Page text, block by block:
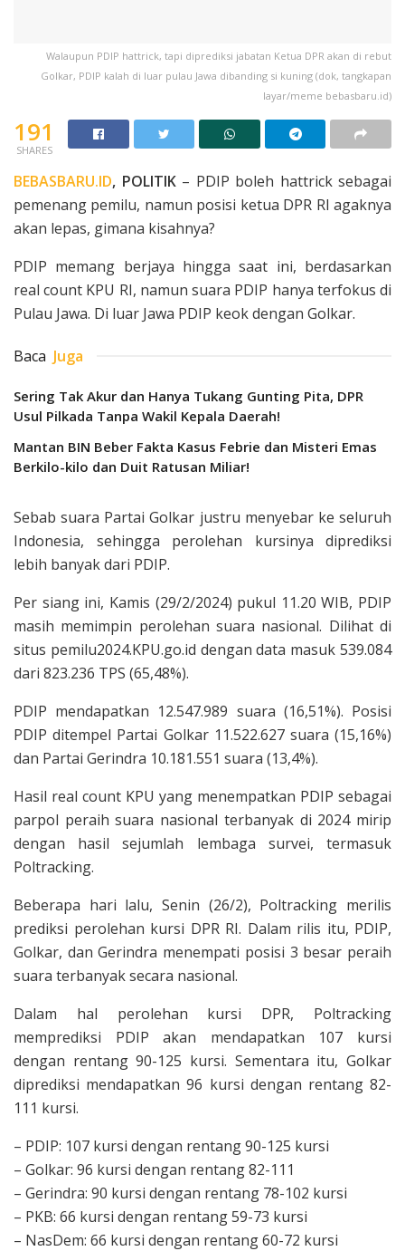
Walaupun PDIP hattrick, tapi diprediksi jabatan Ketua DPR akan di rebut
Golkar, PDIP kalah di luar pulau Jawa dibanding si kuning (dok, tangkapan
layar/meme bebasbaru.id)
191
SHARES
BEBASBARU.ID, POLITIK– PDIP boleh hattrick sebagai
pemenang pemilu, namun posisi ketua DPR RI agaknya
akan lepas, gimana kisahnya?
PDIP memang berjaya hingga saat ini, berdasarkan
real count KPU RI, namun suara PDIP hanya terfokus di
Pulau Jawa. Di luar Jawa PDIP keok dengan Golkar.
Baca Juga
Sering Tak Akur dan Hanya Tukang Gunting Pita, DPR
Usul Pilkada Tanpa Wakil Kepala Daerah!
Mantan BIN Beber Fakta Kasus Febrie dan Misteri Emas
Berkilo-kilo dan Duit Ratusan Miliar!
Sebab suara Partai Golkar justru menyebar ke seluruh
Indonesia, sehingga perolehan kursinya diprediksi
lebih banyak dari PDIP.
Per siang ini, Kamis (29/2/2024) pukul 11.20 WIB, PDIP
masih memimpin perolehan suara nasional. Dilihat di
situs pemilu2024.KPU.go.id dengan data masuk 539.084
dari 823.236 TPS (65,48%).
PDIP mendapatkan 12.547.989 suara (16,51%). Posisi
PDIP ditempel Partai Golkar 11.522.627 suara (15,16%)
dan Partai Gerindra 10.181.551 suara (13,4%).
Hasil real count KPU yang menempatkan PDIP sebagai
parpol peraih suara nasional terbanyak di 2024 mirip
dengan hasil sejumlah lembaga survei, termasuk
Poltracking.
Beberapa hari lalu, Senin (26/2), Poltracking merilis
prediksi perolehan kursi DPR RI. Dalam rilis itu, PDIP,
Golkar, dan Gerindra menempati posisi 3 besar peraih
suara terbanyak secara nasional.
Dalam hal perolehan kursi DPR, Poltracking
memprediksi PDIP akan mendapatkan 107 kursi
dengan rentang 90-125 kursi. Sementara itu, Golkar
diprediksi mendapatkan 96 kursi dengan rentang 82-
111 kursi.
– PDIP: 107 kursi dengan rentang 90-125 kursi
– Golkar: 96 kursi dengan rentang 82-111
– Gerindra: 90 kursi dengan rentang 78-102 kursi
– PKB: 66 kursi dengan rentang 59-73 kursi
– NasDem: 66 kursi dengan rentang 60-72 kursi